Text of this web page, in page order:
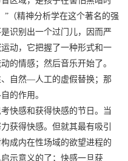
”（精神分析学在这个著名的强
识别出一个过门儿，因而严
动，它把握了一种形式和一
的情感；然后音乐开始了。
自然—人工的虚假替换；那
的作用。
快感和获得快感的节日。当
获得快感。但就其最有吸引
成内在性场域的欲望进程的
示意义的了；快感一旦获